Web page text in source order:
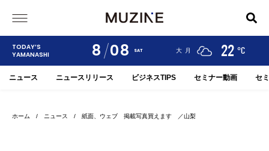
TODAY’S
YAMANASHI
8 08 SAT
甲府 河口湖 大月 22 °C
ニュース ニュースリリース ビジネスTIPS セミナー動画 セ
ホーム / ニュース / 紙面、ウェブ 掲載写真買えます ／山梨